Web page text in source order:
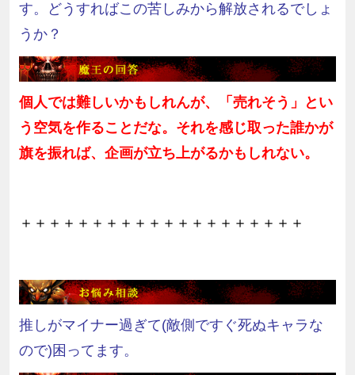
す。どうすればこの苦しみから解放されるでしょ
うか？
個人では難しいかもしれんが、「売れそう」とい
う空気を作ることだな。それを感じ取った誰かが
旗を振れば、企画が立ち上がるかもしれない。
＋＋＋＋＋＋＋＋＋＋＋＋＋＋＋＋＋＋＋＋
推しがマイナー過ぎて(敵側ですぐ死ぬキャラな
ので)困ってます。